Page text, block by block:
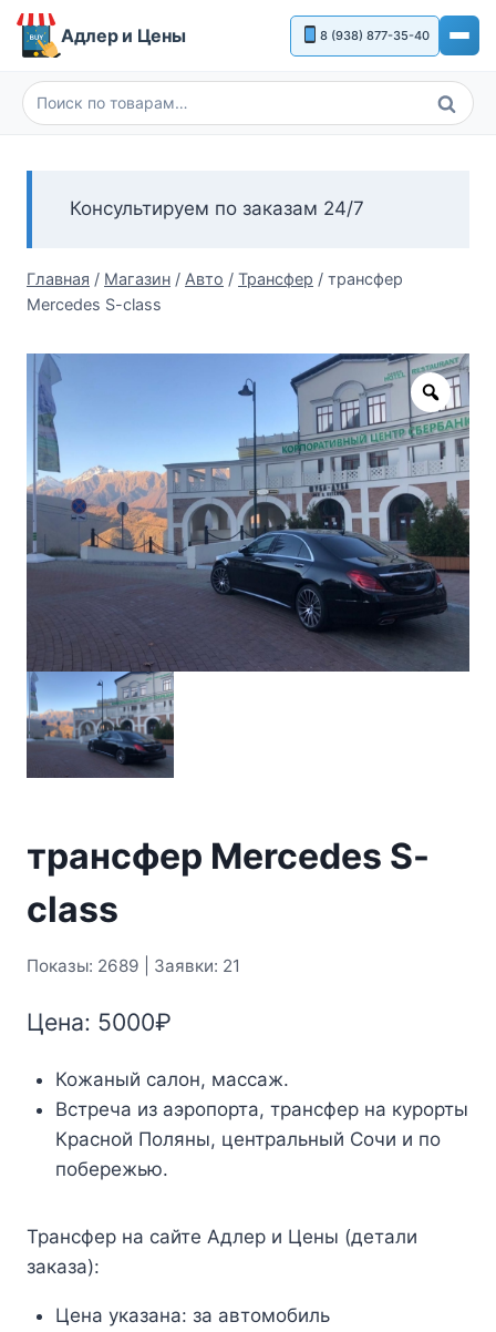
Перейти
Адлер и Цены 8 (938) 877-35-40
Искать:
Поиск
Консультируем по заказам 24/7
Главная / Магазин / Авто / Трансфер / трансфер
Mercedes S-class
Zoom
трансфер Mercedes S-
class
Показы: 2689 | Заявки: 21
Цена: 5000₽
Кожаный салон, массаж.
Встреча из аэропорта, трансфер на курорты
Красной Поляны, центральный Сочи и по
побережью.
Трансфер на сайте Адлер и Цены (детали
заказа):
Цена указана: за автомобиль